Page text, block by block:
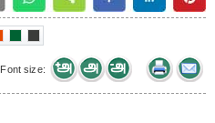
Font size: